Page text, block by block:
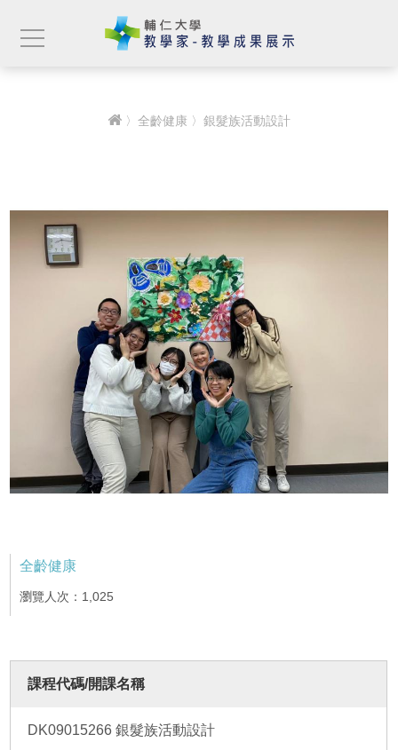
〉 全齡健康 〉銀髮族活動設計
全齡健康
瀏覽人次：1,025
課程代碼/開課名稱
DK09015266 銀髮族活動設計